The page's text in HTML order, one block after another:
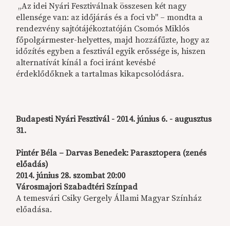
„Az idei Nyári Fesztiválnak összesen két nagy
ellensége van: az időjárás és a foci vb" – mondta a
rendezvény sajtótájékoztatóján Csomós Miklós
főpolgármester-helyettes, majd hozzáfűzte, hogy az
időzítés egyben a fesztivál egyik erőssége is, hiszen
alternatívát kínál a foci iránt kevésbé
érdeklődőknek a tartalmas kikapcsolódásra.
Budapesti Nyári Fesztivál - 2014. június 6. - augusztus
31.
Pintér Béla – Darvas Benedek: Parasztopera (zenés
előadás)
2014. június 28. szombat 20:00
Városmajori Szabadtéri Színpad
A temesvári Csiky Gergely Állami Magyar Színház
előadása.